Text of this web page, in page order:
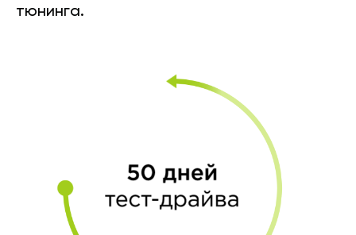
тюнинга.